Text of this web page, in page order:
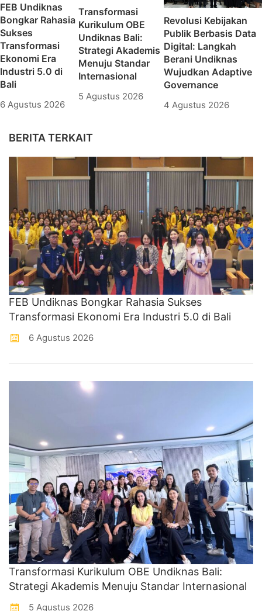
FEB Undiknas
Bongkar Rahasia
Sukses
Transformasi
Ekonomi Era
Industri 5.0 di
Bali
6 Agustus 2026
Transformasi
Kurikulum OBE
Undiknas Bali:
Strategi Akademis
Menuju Standar
Internasional
5 Agustus 2026
Revolusi Kebijakan
Publik Berbasis Data
Digital: Langkah
Berani Undiknas
Wujudkan Adaptive
Governance
4 Agustus 2026
BERITA TERKAIT
FEB Undiknas Bongkar Rahasia Sukses
Transformasi Ekonomi Era Industri 5.0 di Bali
6 Agustus 2026
Transformasi Kurikulum OBE Undiknas Bali:
Strategi Akademis Menuju Standar Internasional
5 Agustus 2026